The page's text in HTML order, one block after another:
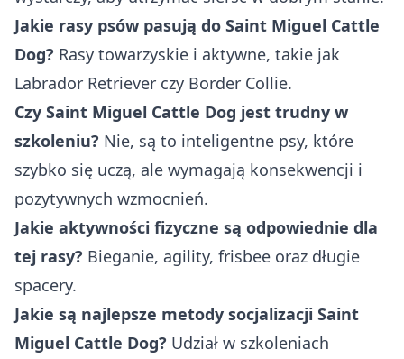
Jakie rasy psów pasują do Saint Miguel Cattle
Dog? Rasy towarzyskie i aktywne, takie jak
Labrador Retriever czy Border Collie.
Czy Saint Miguel Cattle Dog jest trudny w
szkoleniu? Nie, są to inteligentne psy, które
szybko się uczą, ale wymagają konsekwencji i
pozytywnych wzmocnień.
Jakie aktywności fizyczne są odpowiednie dla
tej rasy? Bieganie, agility, frisbee oraz długie
spacery.
Jakie są najlepsze metody socjalizacji Saint
Miguel Cattle Dog? Udział w szkoleniach